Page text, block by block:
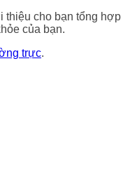
thiệu cho bạn tổng hợp
của bạn.
trực.